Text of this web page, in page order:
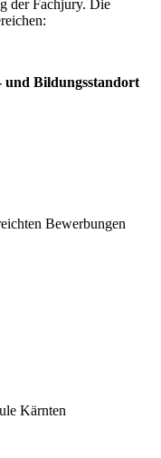
der Fachjury.
Die
und Bildungsstandort
Bewerbungen
Kärnten